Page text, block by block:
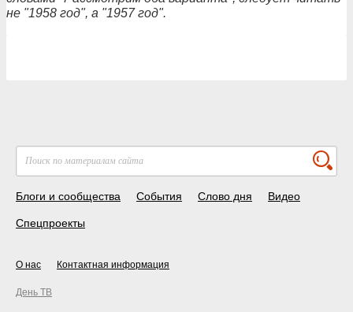
не "1958 год", а "1957 год".
Блоги и сообщества События Слово дня Видео
Спецпроекты
О нас Контактная информация
День ТВ